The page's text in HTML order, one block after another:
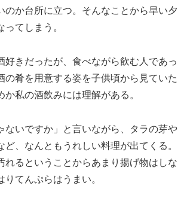
のか台所に立つ。そんなことから早い夕
てしまう。
きだったが、食べながら飲む人であっ
の肴を用意する姿を子供頃から見ていた
か私の酒飲みには理解がある。
いですか」と言いながら、タラの芽や
ど、なんともうれしい料理が出てくる。
れるということからあまり揚げ物はしな
りてんぷらはうまい。